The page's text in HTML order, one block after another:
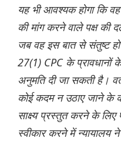
यह भी आवश्यक होगा कि
की मांग करने वाले पक्ष की
जब वह इस बात से संतुष्ट
27(1) CPC के प्रावधानों
अनुमति दी जा सकती है।
कोई कदम न उठाए जाने के
साक्ष्य प्रस्तुत करने के लिए
स्वीकार करने में न्यायालय